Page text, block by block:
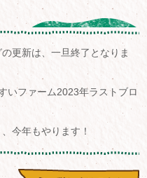
更新は、一旦終了となりま
いファーム2023年ラストブロ
今年もやります！